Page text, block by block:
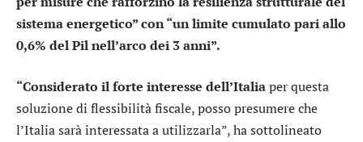
sistema energetico” con “un limite cumulato pari allo
0,6% del Pil nell’arco dei 3 anni”.
“Considerato il forte interesse dell’Italiaper questa
soluzione di flessibilità fiscale, posso presumere che
l’Italia sarà interessata a utilizzarla”, ha sottolineato